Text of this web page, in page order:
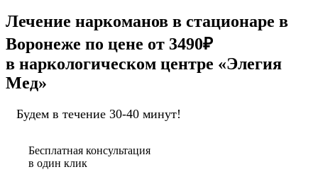
Лечение наркоманов в стационаре в
Воронеже по цене от 3490₽
в наркологическом центре «Элегия
Мед»
Будем в течение 30-40 минут!
Бесплатная консультация
в один клик